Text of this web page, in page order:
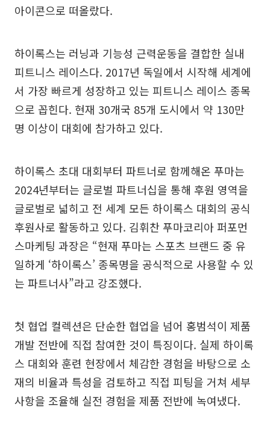
아이콘으로 떠올랐다.
하이록스는 러닝과 기능성 근력운동을 결합한 실내
피트니스 레이스다. 2017년 독일에서 시작해 세계에
서 가장 빠르게 성장하고 있는 피트니스 레이스 종목
으로 꼽힌다. 현재 30개국 85개 도시에서 약 130만
명 이상이 대회에 참가하고 있다.
하이록스 초대 대회부터 파트너로 함께해온 푸마는
2024년부터는 글로벌 파트너십을 통해 후원 영역을
글로벌로 넓히고 전 세계 모든 하이록스 대회의 공식
후원사로 활동하고 있다. 김휘찬 푸마코리아 퍼포먼
스마케팅 과장은 “현재 푸마는 스포츠 브랜드 중 유
일하게 ‘하이록스’ 종목명을 공식적으로 사용할 수 있
는 파트너사”라고 강조했다.
첫 협업 컬렉션은 단순한 협업을 넘어 홍범석이 제품
개발 전반에 직접 참여한 것이 특징이다. 실제 하이록
스 대회와 훈련 현장에서 체감한 경험을 바탕으로 소
재의 비율과 특성을 검토하고 직접 피팅을 거쳐 세부
사항을 조율해 실전 경험을 제품 전반에 녹여냈다.